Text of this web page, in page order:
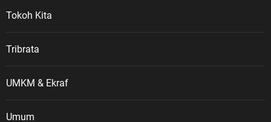
Tokoh Kita
Tribrata
UMKM & Ekraf
Umum